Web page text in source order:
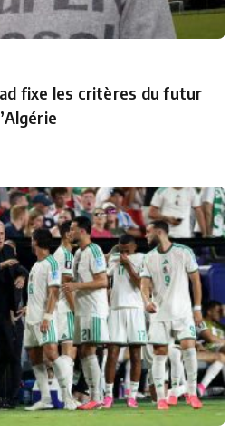
fixe les critères du futur